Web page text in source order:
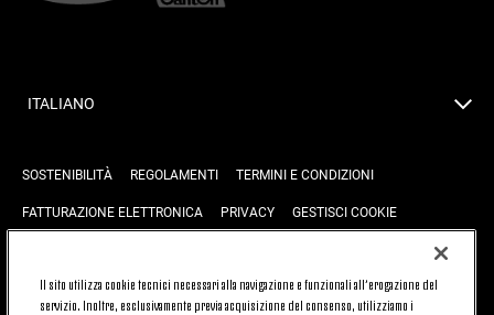
ITALIANO
SOSTENIBILITÀ REGOLAMENTI TERMINI E CONDIZIONI
FATTURAZIONE ELETTRONICA PRIVACY GESTISCI COOKIE
Il sito utilizza cookie tecnici necessari alla navigazione e funzionali all’erogazione del
servizio. Inoltre, esclusivamente previa acquisizione del consenso, utilizziamo i